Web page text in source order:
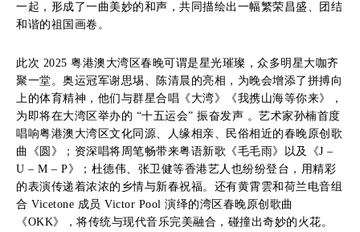
一起，形成了一曲美妙的和声，共同描绘出一幅繁荣昌盛、团结
和谐的祖国画卷。
此次 2025 粤港澳大湾区春晚可谓是星光璀璨，众多明星大咖齐
聚一堂。奥运冠军谢思埸、陈清晨的亮相，为晚会增添了拼搏向
上的体育精神，他们与群星合唱《大湾》《我携山海等你来》，
为即将在大湾区举办的 “十五运会” 振奋发声 。艺术家孙楠首度
唱响粤港澳大湾区文化同源、人缘相亲、民俗相近的春晚原创歌
曲《圆》；资深唱将周笔畅带来粤语新歌《毛毛雨》以及《J –
U – M – P》；杜德伟、张卫健等香港艺人也纷纷登台，用精彩
的表演传递着浓浓的乡情与新春祝福。还有黄霄雲和荷兰电音组
合 Vicetone 成员 Victor Pool 演绎的湾区春晚原创歌曲
《OKK》，将传统与现代音乐完美融合，碰撞出奇妙的火花。